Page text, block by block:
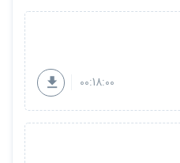
00:18:00